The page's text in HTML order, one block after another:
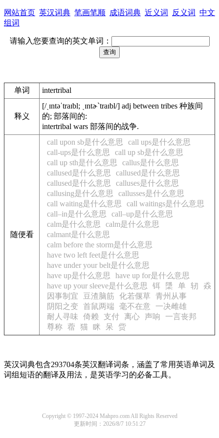
网站首页 英汉词典 笔画笔顺 成语词典 近义词 反义词 中文
组词
请输入您要查询的英文单词：
单词 intertribal
释义
[/ˏɪntəˈtraɪbl; ˏɪntɚˋtraɪbl/] adj between tribes 种族间
的; 部落间的:
intertribal wars 部落间的战争.
随便看
call upon sb是什么意思
call ups是什么意思
call-ups是什么意思
call up sb是什么意思
call up sth是什么意思
callus是什么意思
callused是什么意思
callused是什么意思
callused是什么意思
calluses是什么意思
callusing是什么意思
callusses是什么意思
call waiting是什么意思
call waitings是什么意思
call–in是什么意思
call–up是什么意思
calm是什么意思
calm是什么意思
calmant是什么意思
calm before the storm是什么意思
have two left feet是什么意思
have under your belt是什么意思
have up是什么意思
have up for是什么意思
have up your sleeve是什么意思
铒 檃 单 轫
猋
因事制宜
豆渣脑筋 化若偃草
青州从事
阴阳之变
首鼠两端 毫不在意
一决雌雄
耐人寻味
倚赖 支付 离心 声响
一言丧邦
尊称 蓿 猫 眯 呆 赀
英汉词典包含293704条英汉翻译词条，涵盖了常用英语单词及
词组短语的翻译及用法，是英语学习的必备工具。
Copyright © 1997-2024 Mahpro.com All Rights Reserved
更新时间：2026/8/7 10:51:27